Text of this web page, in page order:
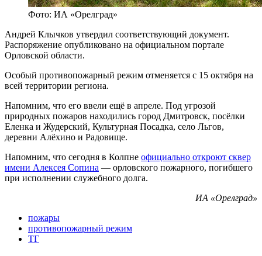
Фото: ИА «Орелград»
Андрей Клычков утвердил соответствующий документ.
Распоряжение опубликовано на официальном портале
Орловской области.
Особый противопожарный режим отменяется с 15 октября на
всей территории региона.
Напомним, что его ввели ещё в апреле. Под угрозой
природных пожаров находились город Дмитровск, посёлки
Еленка и Жудерский, Культурная Посадка, село Льгов,
деревни Алёхино и Радовище.
Напомним, что сегодня в Колпне официально откроют сквер
имени Алексея Сопина — орловского пожарного, погибшего
при исполнении служебного долга.
ИА «Орелград»
пожары
противопожарный режим
ТГ